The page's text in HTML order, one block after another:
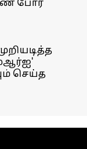
போர்
செய்த